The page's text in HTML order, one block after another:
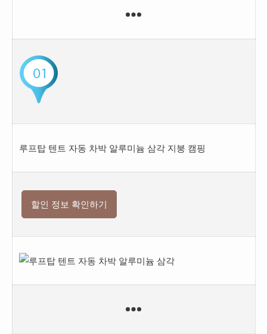
루프탑 텐트 자동 차박 알루미늄 삼각 지붕 캠핑
할인 정보 확인하기